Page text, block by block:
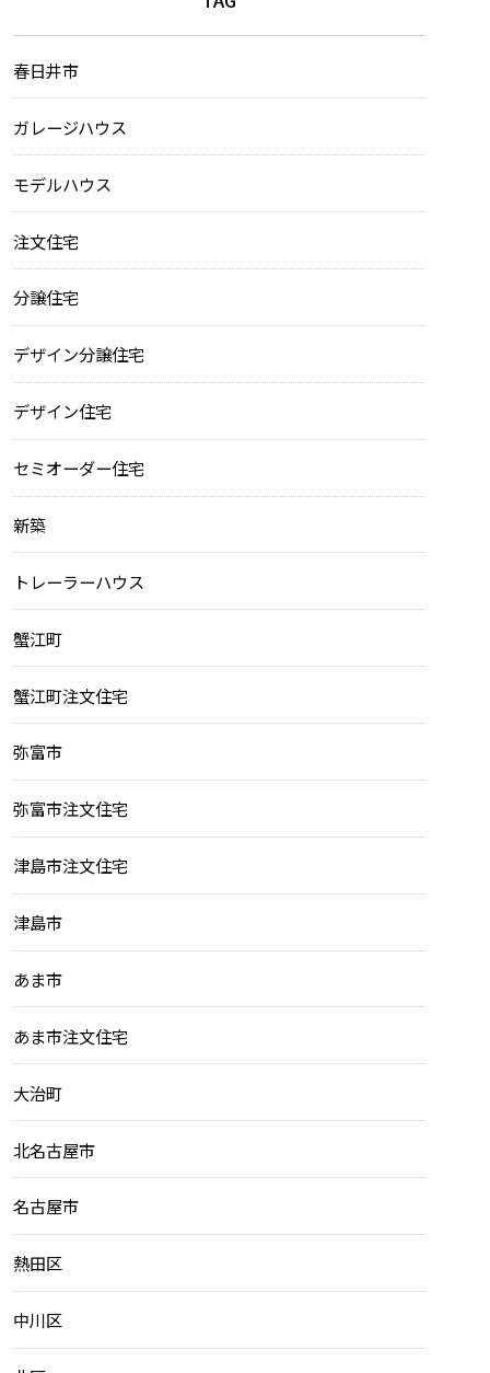
春日井市
ガレージハウス
モデルハウス
注文住宅
分譲住宅
デザイン分譲住宅
デザイン住宅
セミオーダー住宅
新築
トレーラーハウス
蟹江町
蟹江町注文住宅
弥富市
弥富市注文住宅
津島市注文住宅
津島市
あま市
あま市注文住宅
大治町
北名古屋市
名古屋市
熱田区
中川区